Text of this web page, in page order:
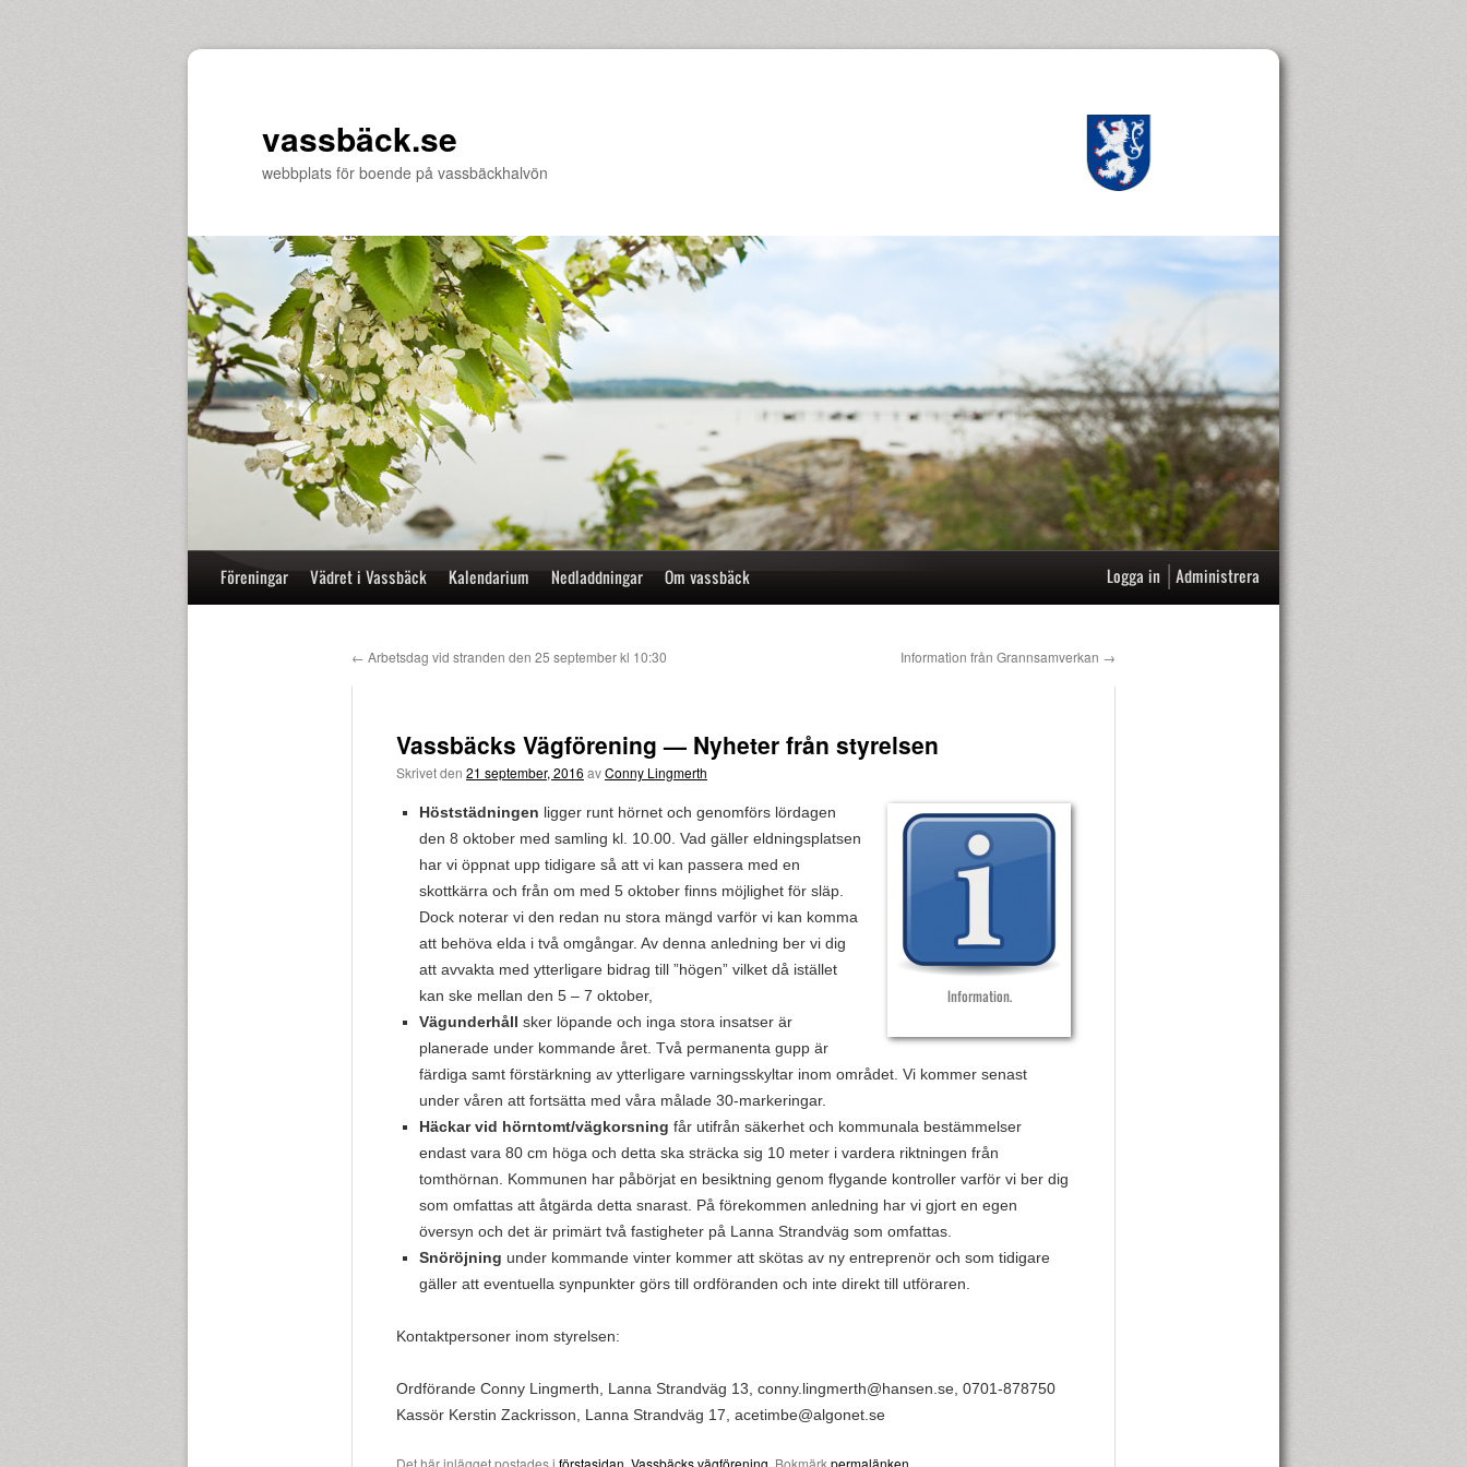
vassbäck.se
webbplats för boende på vassbäckhalvön
Hoppa
Föreningar Vädret i Vassbäck Kalendarium Nedladdningar Om vassbäck Administrera
|
Logga in
← Arbetsdag vid stranden den 25 september kl 10:30 Information från Grannsamverkan →
Vassbäcks Vägförening — Nyheter från styrelsen
Skrivet den 21 september, 2016 avConny Lingmerth
Information.
Höststädningen ligger runt hörnet och genomförs lördagen
den 8 oktober med samling kl. 10.00. Vad gäller eldningsplatsen
har vi öppnat upp tidigare så att vi kan passera med en
skottkärra och från om med 5 oktober finns möjlighet för släp.
Dock noterar vi den redan nu stora mängd varför vi kan komma
att behöva elda i två omgångar. Av denna anledning ber vi dig
att avvakta med ytterligare bidrag till ”högen” vilket då istället
kan ske mellan den 5 – 7 oktober,
Vägunderhåll sker löpande och inga stora insatser är
planerade under kommande året. Två permanenta gupp är
färdiga samt förstärkning av ytterligare varningsskyltar inom området. Vi kommer senast
under våren att fortsätta med våra målade 30-markeringar.
Häckar vid hörntomt/vägkorsning får utifrån säkerhet och kommunala bestämmelser
endast vara 80 cm höga och detta ska sträcka sig 10 meter i vardera riktningen från
tomthörnan. Kommunen har påbörjat en besiktning genom flygande kontroller varför vi ber dig
som omfattas att åtgärda detta snarast. På förekommen anledning har vi gjort en egen
översyn och det är primärt två fastigheter på Lanna Strandväg som omfattas.
Snöröjning under kommande vinter kommer att skötas av ny entreprenör och som tidigare
gäller att eventuella synpunkter görs till ordföranden och inte direkt till utföraren.
Kontaktpersoner inom styrelsen:
Ordförande Conny Lingmerth, Lanna Strandväg 13, conny.lingmerth@hansen.se, 0701-878750
Kassör Kerstin Zackrisson, Lanna Strandväg 17, acetimbe@algonet.se
Det här inlägget postades i förstasidan Vassbäcks vägförening . Bokmärkpermalänken